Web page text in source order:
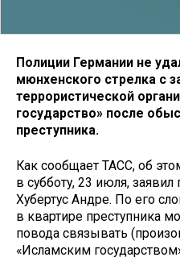
Полиции Германии не
мюнхенского стрелка с
террористической
государство» после
преступника.
Как сообщает ТАСС, об
в субботу, 23 июля,
Хубертус Андре. По его
в квартире преступника
повода связывать
«Исламским